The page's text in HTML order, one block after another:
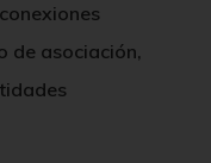
de asociación,